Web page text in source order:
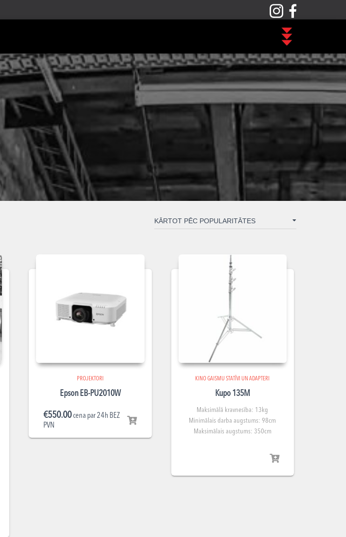
PROJEKTORI
Epson EB-PU2010W
€550.00cena par 24h BEZ
PVN
KINO GAISMU STATĪVI UN ADAPTERI
Kupo 135M
Maksimālā kravnesība: 13kg
Minimālais darba augstums: 98cm
Maksimālais augstums: 350cm